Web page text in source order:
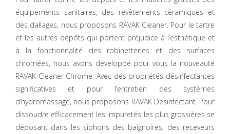
équipements sanitaires, des revêtements céramiques et
des dallages, nous proposons RAVAK Cleaner. Pour le tartre
et les autres dépôts qui portent préjudice à l’esthétique et
à la fonctionnalité des robinetteries et des surfaces
chromées, nous avons développé pour vous la nouveauté
RAVAK Cleaner Chrome. Avec des propriétés désinfectantes
significatives et pour l’entretien des systèmes
d’hydromassage, nous proposons RAVAK Desinfectant. Pour
dissoudre efficacement les impuretés les plus grossières se
déposant dans les siphons des baignoires, des receveurs